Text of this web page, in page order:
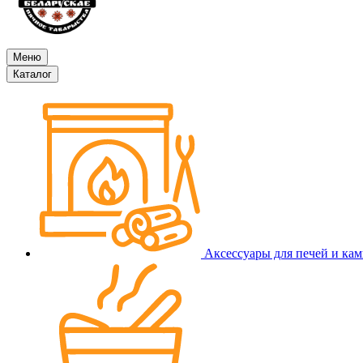
Меню
Каталог
Аксессуары для печей и